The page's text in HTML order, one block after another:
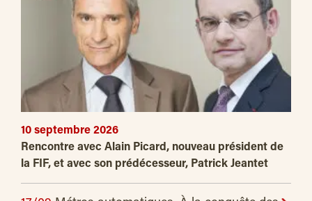
10 septembre 2026
Rencontre avec Alain Picard, nouveau président de
la FIF, et avec son prédécesseur, Patrick Jeantet